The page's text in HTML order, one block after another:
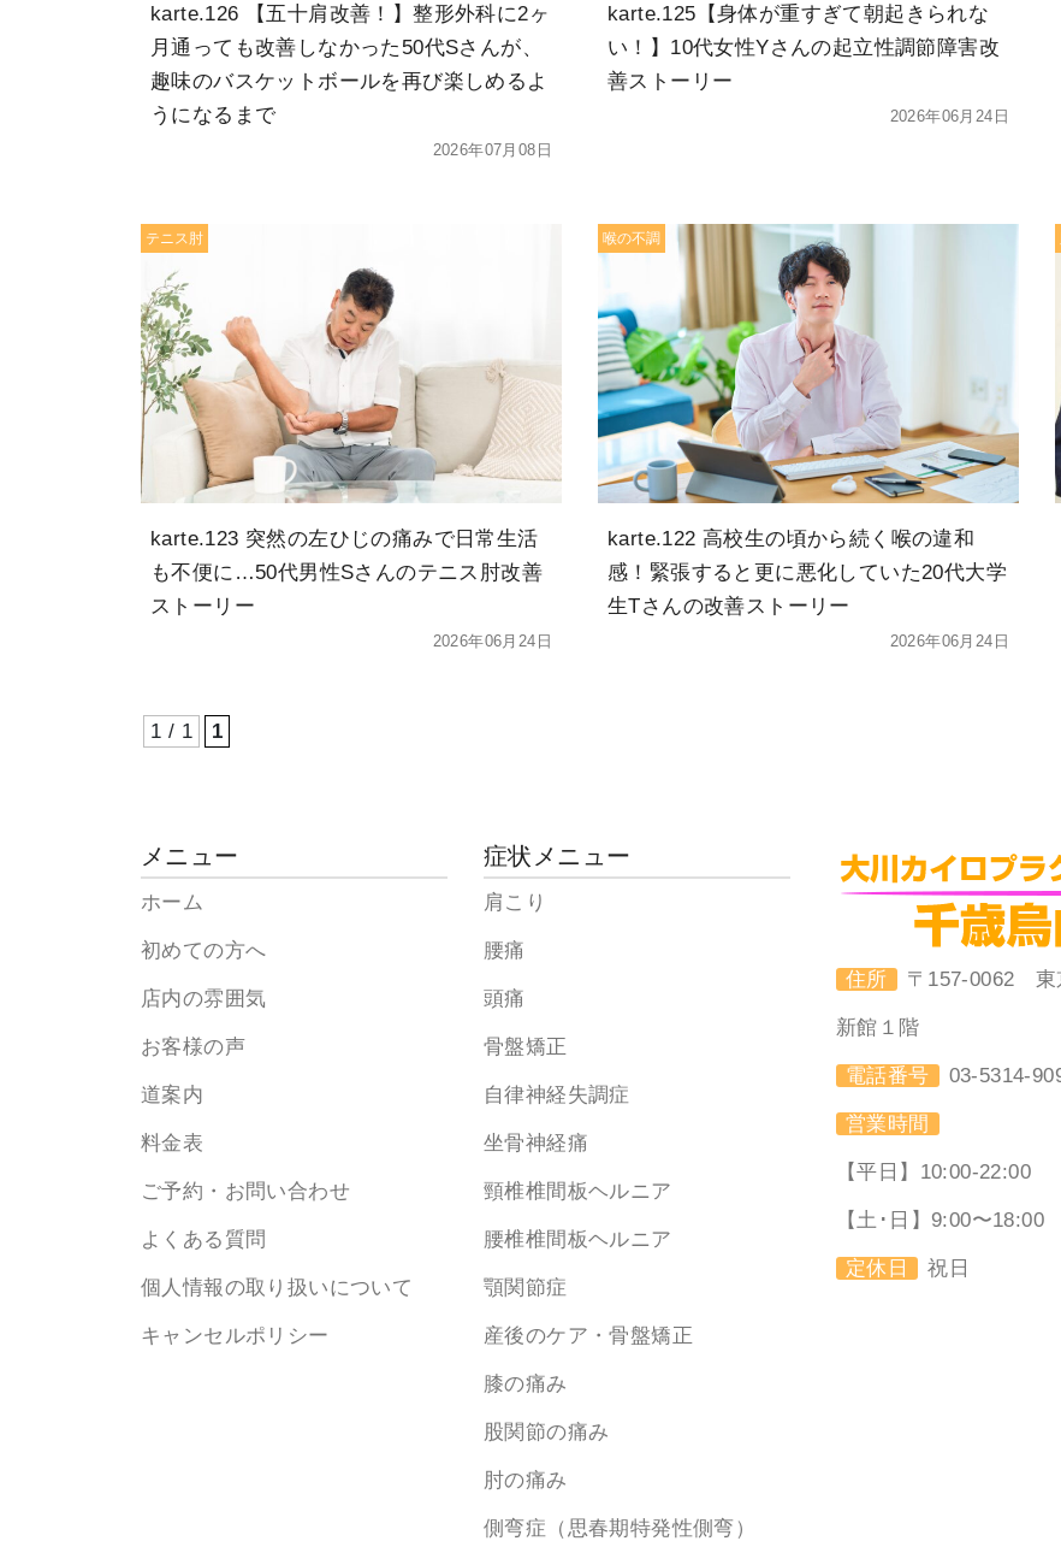
karte.126 【五十肩改善！】整形外科に2ヶ
月通っても改善しなかった50代Sさんが、
趣味のバスケットボールを再び楽しめるよ
うになるまで
2026年07月08日
karte.125【身体が重すぎて朝起きられな
い！】10代女性Yさんの起立性調節障害改
善ストーリー
2026年06月24日
テニス肘
karte.123 突然の左ひじの痛みで日常生活
も不便に…50代男性Sさんのテニス肘改善
ストーリー
2026年06月24日
喉の不調
karte.122 高校生の頃から続く喉の違和
感！緊張すると更に悪化していた20代大学
生Tさんの改善ストーリー
2026年06月24日
1 / 1 1
メニュー
ホーム
初めての方へ
店内の雰囲気
お客様の声
道案内
料金表
ご予約・お問い合わせ
よくある質問
個人情報の取り扱いについて
キャンセルポリシー
症状メニュー
肩こり
腰痛
頭痛
骨盤矯正
自律神経失調症
坐骨神経痛
頸椎椎間板ヘルニア
腰椎椎間板ヘルニア
顎関節症
産後のケア・骨盤矯正
膝の痛み
股関節の痛み
肘の痛み
側弯症（思春期特発性側弯）
住所 〒157-0062 東
新館１階
電話番号 03-5314-
営業時間
【平日】10:00-22:00
【土･日】9:00〜18:00
定休日 祝日